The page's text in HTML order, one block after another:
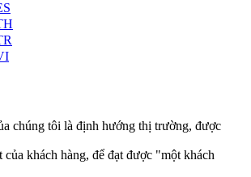
chúng tôi là định hướng thị trường, được
của khách hàng, để đạt được "một khách